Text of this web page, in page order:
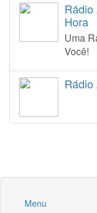
Hora
Uma
Você!
Rádio
Menu